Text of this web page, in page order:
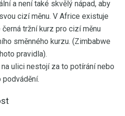
a není také skvělý nápad, aby
cizí měnu. V Africe existuje
tržní kurz pro cizí měnu
směnného kurzu. (Zimbabwe
pravidla).
ulici nestojí za to potírání nebo